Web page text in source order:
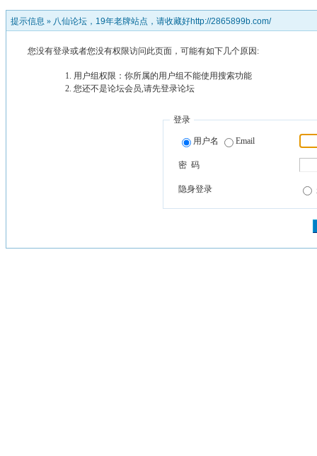
提示信息 » 八仙论坛，19年老牌站点，请收藏好http://2865899b.com/
您没有登录或者您没有权限访问此页面，可能有如下几个原因:
用户组权限：你所属的用户组不能使用搜索功能
您还不是论坛会员,请先登录论坛
登录
用户名 Email
密 码
隐身登录